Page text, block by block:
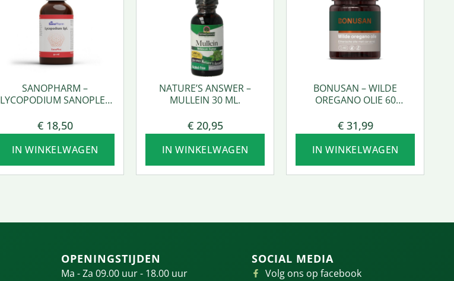
SANOPHARM –
LYCOPODIUM SANOPLEX
€18,50
IN WINKELWAGEN
NATURE’S ANSWER –
MULLEIN 30 ML.
€20,95
IN WINKELWAGEN
BONUSAN – WILDE
OREGANO OLIE 60
€31,99
IN WINKELWAGEN
OPENINGSTIJDEN
Ma - Za 09.00 uur - 18.00 uur
SOCIAL MEDIA
Volg ons op facebook